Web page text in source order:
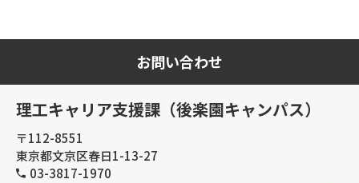
お問い合わせ
理工キャリア支援課（後楽園キャンパス）
〒112-8551
東京都文京区春日1-13-27
03-3817-1970